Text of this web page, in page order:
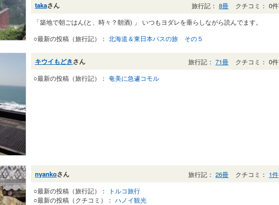
takaさん 旅行記： 8冊
クチコミ： 0件
「築地で朝ごはん(と、時々？朝酒) 」 いつもヨダレを垂らしながら読んでます。
○最新の投稿（旅行記）： 北海道＆東日本パスの旅 その５
キウイもどきさん 旅行記： 71冊
クチコミ： 0件
○最新の投稿（旅行記）： 奄美に急遽コモル
nyankoさん 旅行記： 26冊 クチコミ： 1件
○最新の投稿（旅行記）：
トルコ旅行
○最新の投稿（クチコミ）： ハノイ観光